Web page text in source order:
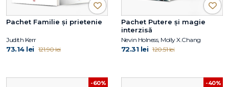
Pachet Familie și prietenie
Judith Kerr
73.14 lei 121.90 lei
Pachet Putere și magie
interzisă
Nevin Holness, Molly X.Chang
72.31 lei 120.51 lei
-60% -40%